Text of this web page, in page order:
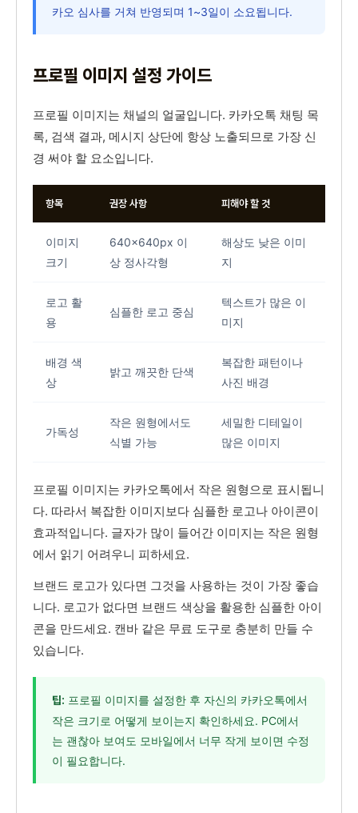
카오 심사를 거쳐 반영되며 1~3일이 소요됩니다.
프로필 이미지 설정 가이드
프로필 이미지는 채널의 얼굴입니다. 카카오톡 채팅 목
록, 검색 결과, 메시지 상단에 항상 노출되므로 가장 신
경 써야 할 요소입니다.
항목 권장 사항 피해야 할 것
이미지
크기
640x640px 이
상 정사각형
해상도 낮은 이미
지
로고 활
용
심플한 로고 중심
텍스트가 많은 이
미지
배경 색
상
밝고 깨끗한 단색
복잡한 패턴이나
사진 배경
가독성
작은 원형에서도
식별 가능
세밀한 디테일이
많은 이미지
프로필 이미지는 카카오톡에서 작은 원형으로 표시됩니
다. 따라서 복잡한 이미지보다 심플한 로고나 아이콘이
효과적입니다. 글자가 많이 들어간 이미지는 작은 원형
에서 읽기 어려우니 피하세요.
브랜드 로고가 있다면 그것을 사용하는 것이 가장 좋습
니다. 로고가 없다면 브랜드 색상을 활용한 심플한 아이
콘을 만드세요. 캔바 같은 무료 도구로 충분히 만들 수
있습니다.
팁: 프로필 이미지를 설정한 후 자신의 카카오톡에서
작은 크기로 어떻게 보이는지 확인하세요. PC에서
는 괜찮아 보여도 모바일에서 너무 작게 보이면 수정
이 필요합니다.